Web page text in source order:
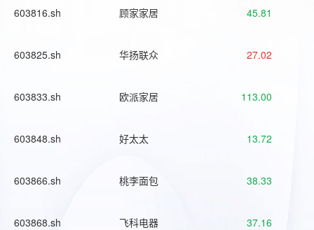
603816.sh 顾家家居 45.81
603825.sh 华扬联众 27.02
603833.sh 欧派家居 113.00
603848.sh 好太太 13.72
603866.sh 桃李面包 38.33
603868.sh 飞科电器 37.16